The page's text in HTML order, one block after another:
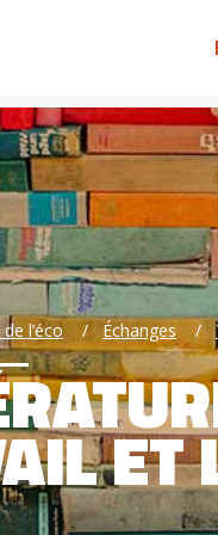
l’éco Échanges
ET